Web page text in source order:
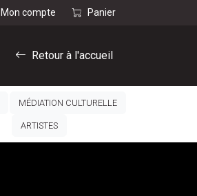
Mon compte Panier
Retour à l'accueil
MÉDIATION CULTURELLE
ARTISTES